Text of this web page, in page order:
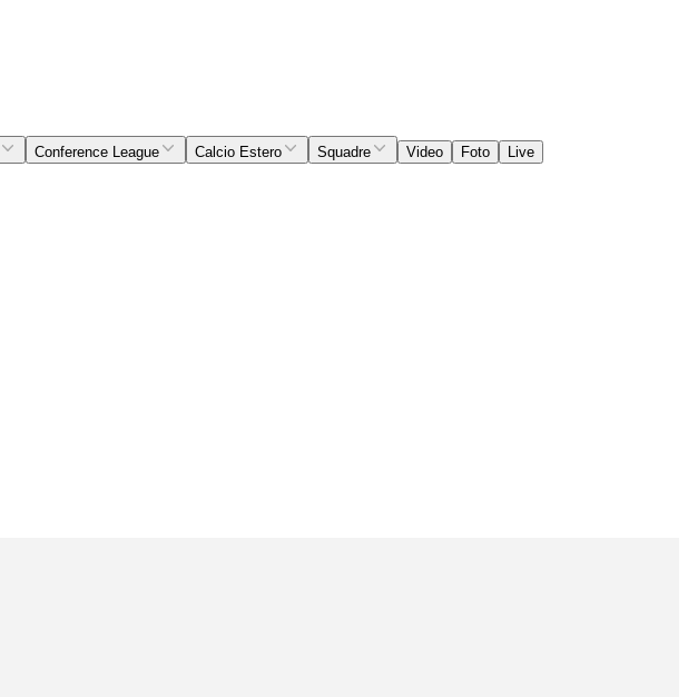
Conference League Calcio Estero Squadre Video Foto
Live